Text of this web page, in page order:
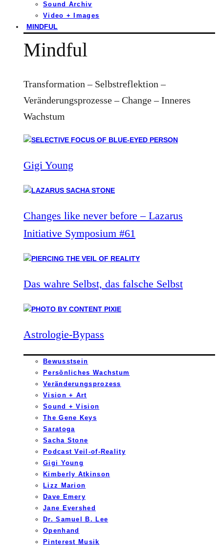
Sound Archiv
Video + Images
MINDFUL
Mindful
Transformation – Selbstreflektion –
Veränderungsprozesse – Change – Inneres
Wachstum
Gigi Young
Changes like never before – Lazarus
Initiative Symposium #61
Das wahre Selbst, das falsche Selbst
Astrologie-Bypass
Bewusstsein
Persönliches Wachstum
Veränderungsprozess
Vision + Art
Sound + Vision
The Gene Keys
Saratoga
Sacha Stone
Podcast Veil-of-Reality
Gigi Young
Kimberly Atkinson
Lizz Marion
Dave Emery
Jane Evershed
Dr. Samuel B. Lee
Openhand
Pinterest Musik